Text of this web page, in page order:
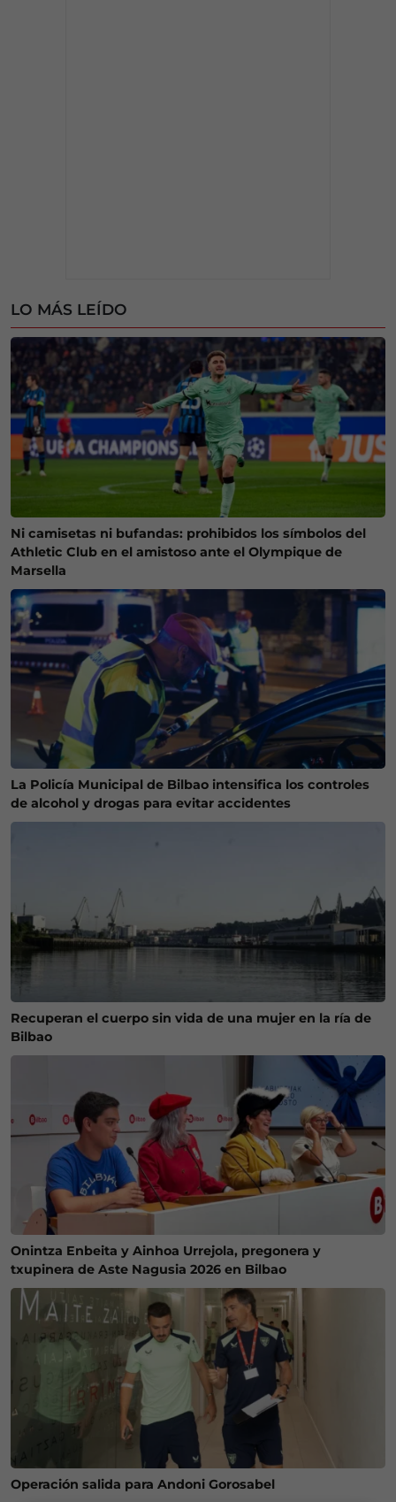
LO MÁS LEÍDO
Ni camisetas ni bufandas: prohibidos los símbolos del
Athletic Club en el amistoso ante el Olympique de
Marsella
La Policía Municipal de Bilbao intensifica los controles
de alcohol y drogas para evitar accidentes
Recuperan el cuerpo sin vida de una mujer en la ría de
Bilbao
Onintza Enbeita y Ainhoa Urrejola, pregonera y
txupinera de Aste Nagusia 2026 en Bilbao
Operación salida para Andoni Gorosabel